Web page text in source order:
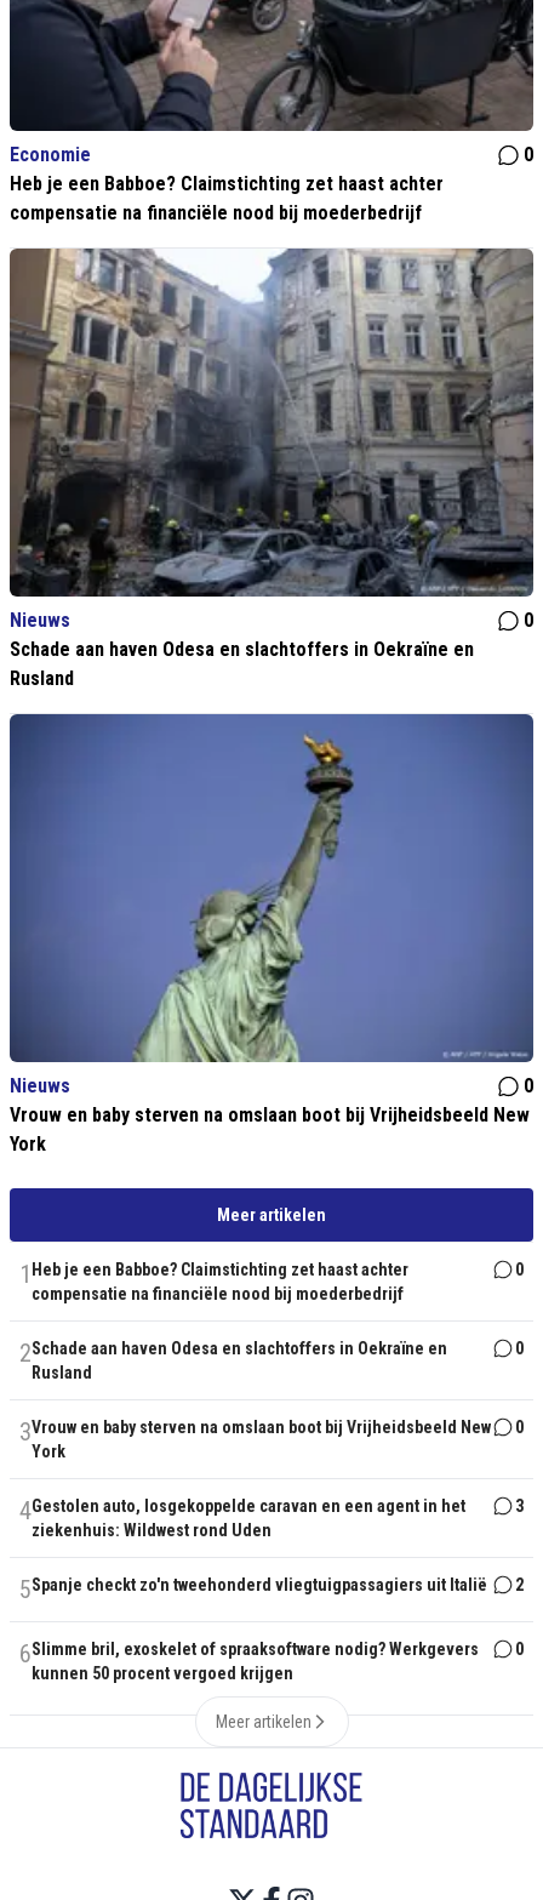
Economie
0
Heb je een Babboe? Claimstichting zet haast achter
compensatie na financiële nood bij moederbedrijf
Nieuws
0
Schade aan haven Odesa en slachtoffers in Oekraïne en
Rusland
Nieuws
0
Vrouw en baby sterven na omslaan boot bij Vrijheidsbeeld New
York
Meer artikelen
1 Heb je een Babboe? Claimstichting zet haast achter
compensatie na financiële nood bij moederbedrijf
0
2Schade aan haven Odesa en slachtoffers in Oekraïne en
Rusland
0
3Vrouw en baby sterven na omslaan boot bij Vrijheidsbeeld New
York
0
4Gestolen auto, losgekoppelde caravan en een agent in het
ziekenhuis: Wildwest rond Uden
3
5Spanje checkt zo'n tweehonderd vliegtuigpassagiers uit Italië 2
6Slimme bril, exoskelet of spraaksoftware nodig? Werkgevers
kunnen 50 procent vergoed krijgen
0
Meer artikelen